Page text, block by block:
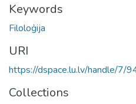
Keywords
Filoloģija
URI
https://dspace.lu.lv/handle/7/
Collections